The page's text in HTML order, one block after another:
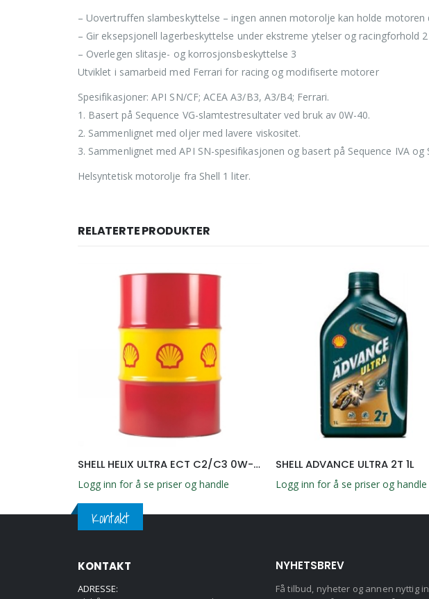
– Uovertruffen slambeskyttelse – ingen annen motorolje kan holde
– Gir eksepsjonell lagerbeskyttelse under ekstreme ytelser og racingforhold 2
– Overlegen slitasje- og korrosjonsbeskyttelse 3
Utviklet i samarbeid med Ferrari for racing og modifiserte motorer
Spesifikasjoner: API SN/CF; ACEA A3/B3, A3/B4; Ferrari.
1. Basert på Sequence VG-slamtestresultater ved bruk av 0W-40.
2. Sammenlignet med oljer med lavere viskositet.
3. Sammenlignet med API SN-spesifikasjonen og basert på Sequence IVA
Helsyntetisk motorolje fra Shell 1 liter.
RELATERTE PRODUKTER
SHELL HELIX ULTRA ECT C2/C3 0W-30 209L
Logg inn for å se priser og handle
SHELL ADVANCE ULTRA 2T 1L
Logg inn for å se priser og handle
Kontakt
KONTAKT
ADRESSE:
NYHETSBREV
Få tilbud, nyheter og annen nyttig